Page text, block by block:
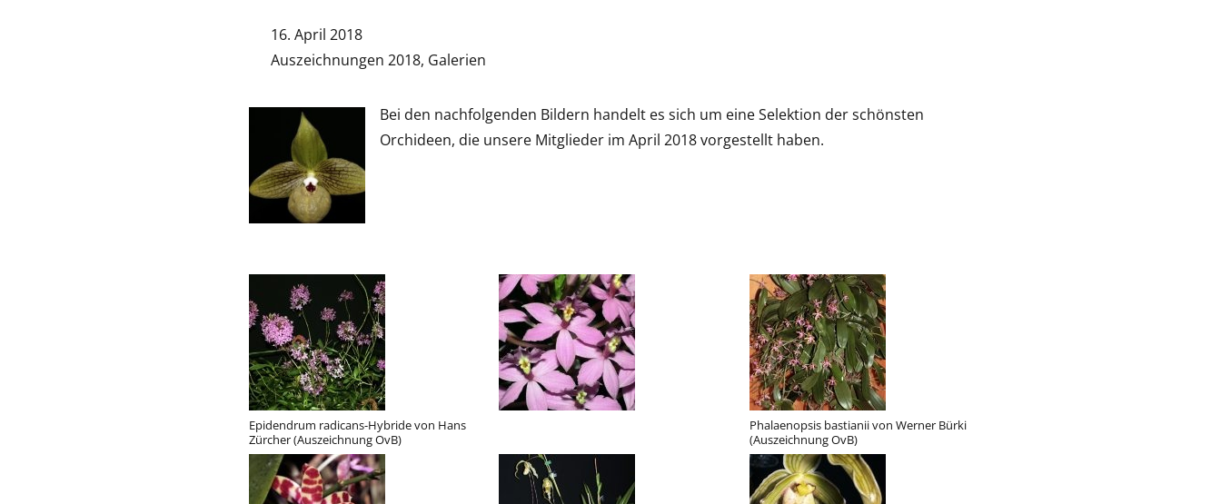
16. April 2018
Auszeichnungen 2018, Galerien
Bei den nachfolgenden Bildern handelt es sich um eine Selektion der schönsten
Orchideen, die unsere Mitglieder im April 2018 vorgestellt haben.
Epidendrum radicans-Hybride von Hans
Zürcher (Auszeichnung OvB)
Phalaenopsis bastianii von Werner Bürki
(Auszeichnung OvB)